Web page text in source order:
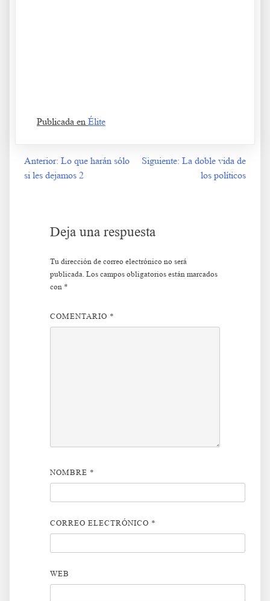
Publicada en Élite
Navegación
Anterior: Lo que harán sólo
si les dejamos 2
Siguiente: La doble vida de
los políticos
Deja una respuesta
Tu dirección de correo electrónico no será
publicada. Los campos obligatorios están marcados
con *
COMENTARIO *
NOMBRE *
CORREO ELECTRÓNICO *
WEB